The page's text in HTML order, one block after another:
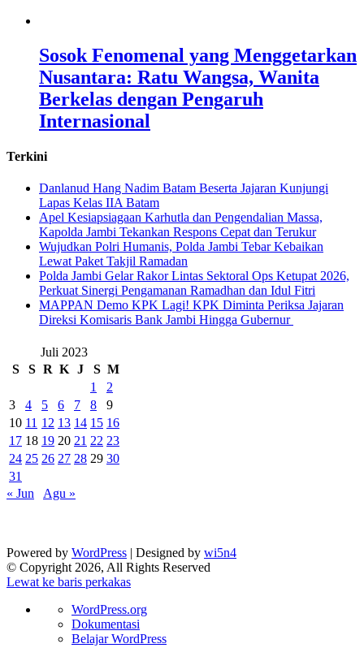
Sosok Fenomenal yang Menggetarkan
Nusantara: Ratu Wangsa, Wanita
Berkelas dengan Pengaruh
Internasional
Terkini
Danlanud Hang Nadim Batam Beserta Jajaran Kunjungi
Lapas Kelas IIA Batam
Apel Kesiapsiagaan Karhutla dan Pengendalian Massa,
Kapolda Jambi Tekankan Respons Cepat dan Terukur
Wujudkan Polri Humanis, Polda Jambi Tebar Kebaikan
Lewat Paket Takjil Ramadan
Polda Jambi Gelar Rakor Lintas Sektoral Ops Ketupat 2026,
Perkuat Sinergi Pengamanan Ramadhan dan Idul Fitri
‎MAPPAN Demo KPK Lagi! KPK Diminta Periksa Jajaran
Direksi Komisaris Bank Jambi Hingga Gubernur ‎
Juli 2023
S
S R K J S M
1
2
3
4 5 6 7 8
9
10 11 12 13 14 15 16
17 18 19 20 21 22 23
24 25 26 27 28 29 30
31
« Jun
Agu »
Powered by WordPress | Designed by wi5n4
© Copyright 2026, All Rights Reserved
Lewat ke baris perkakas
Tentang
WordPress
WordPress.org
Dokumentasi
Belajar WordPress